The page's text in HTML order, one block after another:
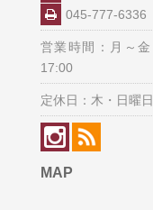
045-777-6336
営業時間：月～
17:00
定休日：木・日曜日
MAP